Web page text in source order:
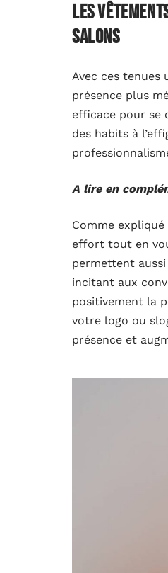
Les
salons
Avec ces
présence plus
efficace pour se
des habits à
A lire en
Comme expliqué
effort tout en
permettent
incitant aux
positivement la
votre logo ou
présence et